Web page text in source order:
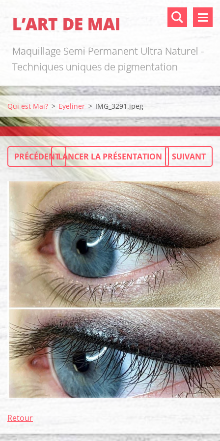
L’ART DE MAI
Maquillage Semi Permanent Ultra Naturel -
Techniques uniques de pigmentation
Qui est Mai? > Eyeliner > IMG_3291.jpeg
PRÉCÉDENTLANCER LA PRÉSENTATION SUIVANT
Retour